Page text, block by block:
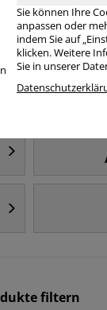
filtern
Sie können Ihre
anpassen oder
indem Sie auf
klicken. Weitere
Sie in unserer